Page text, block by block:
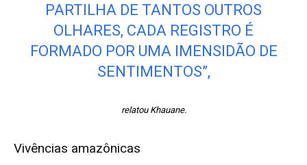
PARTILHA DE TANTOS OUTROS
OLHARES, CADA REGISTRO É
FORMADO POR UMA IMENSIDÃO DE
SENTIMENTOS”,
relatou Khauane.
Vivências amazônicas